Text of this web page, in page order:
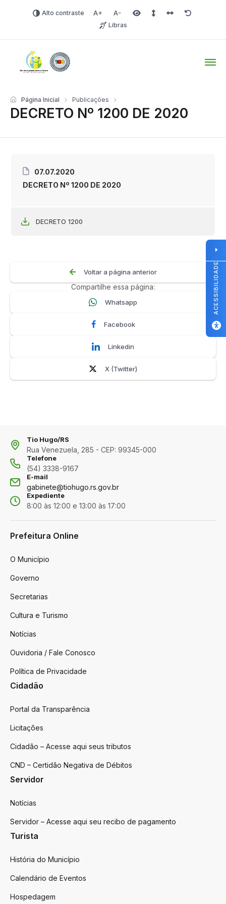
Alto contraste Aumentar fonte
Diminuir fonteÁrea selecionada
Espaçamento de linha
Espaço dos
Redefinir
Libras
DECRETO Nº 1200 DE 2020
Página Inicial Publicações
07.07.2020
DECRETO Nº 1200 DE 2020
DECRETO 1200
Voltar a página anterior
Compartilhe essa página:
Whatsapp
Facebook
Linkedin
X (Twitter)
Tio Hugo/RS
Rua Venezuela, 285 - CEP: 99345-000
Telefone
(54) 3338-9167
E-mail
gabinete@tiohugo.rs.gov.br
Expediente
8:00 às 12:00 e 13:00 às 17:00
Prefeitura Online
O Município
Governo
Secretarias
Cultura e Turismo
Notícias
Ouvidoria / Fale Conosco
Política de Privacidade
Cidadão
Portal da Transparência
Licitações
Cidadão – Acesse aqui seus tributos
CND – Certidão Negativa de Débitos
Servidor
Notícias
Servidor – Acesse aqui seu recibo de pagamento
Turista
História do Município
Calendário de Eventos
Hospedagem
ACESSIBILIDADE